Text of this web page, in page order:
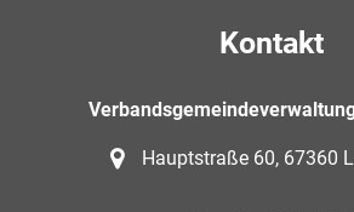
Kontakt
Hauptstraße 60, 67360